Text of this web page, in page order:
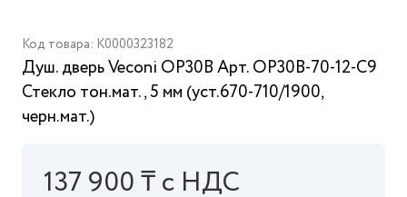
Код товара: K0000323182
Душ. дверь Veconi OP30B Арт. OP30B-70-12-C9
Стекло тон.мат., 5 мм (уст.670-710/1900,
черн.мат.)
137 900 ₸ с НДС